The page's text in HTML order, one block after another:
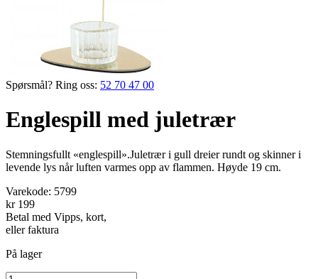
Spørsmål? Ring oss: 52 70 47 00
Englespill med juletrær
Stemningsfullt «englespill».Juletrær i gull dreier rundt og skinner i
levende lys når luften varmes opp av flammen. Høyde 19 cm.
Varekode: 5799
kr 199
Betal med Vipps, kort,
eller faktura
På lager